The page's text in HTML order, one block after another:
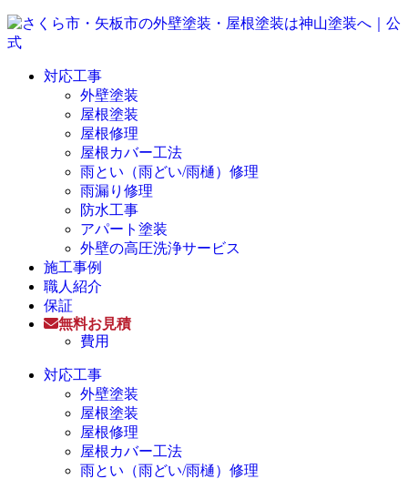
対応工事
外壁塗装
屋根塗装
屋根修理
屋根カバー工法
雨とい（雨どい/雨樋）修理
雨漏り修理
防水工事
アパート塗装
外壁の高圧洗浄サービス
施工事例
職人紹介
保証
無料お見積
費用
対応工事
外壁塗装
屋根塗装
屋根修理
屋根カバー工法
雨とい（雨どい/雨樋）修理